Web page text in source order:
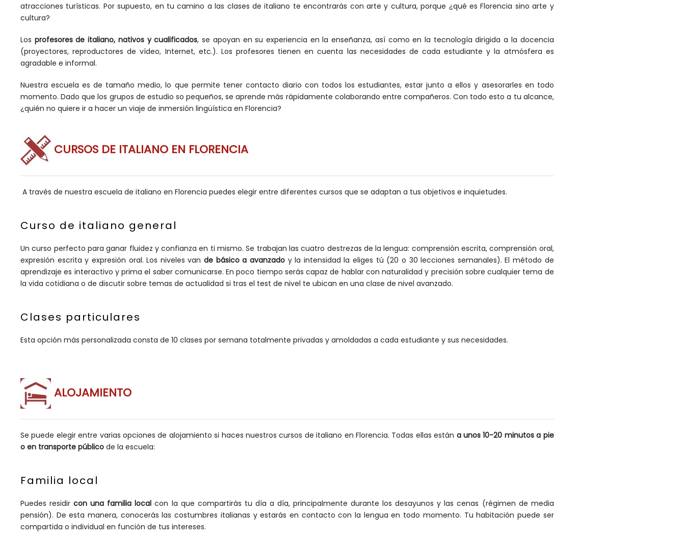
atracciones turísticas. Por supuesto, en tu camino a las clases de italiano te encontrarás con arte y cultura, porque ¿qué es Florencia sino arte y
cultura?
Los profesores de italiano, nativos y cualificados, se apoyan en su experiencia en la enseñanza, así como en la tecnología dirigida a la docencia
(proyectores, reproductores de vídeo, Internet, etc.). Los profesores tienen en cuenta las necesidades de cada estudiante y la atmósfera es
agradable e informal.
Nuestra escuela es de tamaño medio, lo que permite tener contacto diario con todos los estudiantes, estar junto a ellos y asesorarles en todo
momento. Dado que los grupos de estudio so pequeños, se aprende más rápidamente colaborando entre compañeros. Con todo esto a tu alcance,
¿quién no quiere ir a hacer un viaje de inmersión lingüística en Florencia?
CURSOS DE ITALIANO EN FLORENCIA
A través de nuestra escuela de italiano en Florencia puedes elegir entre diferentes cursos que se adaptan a tus objetivos e inquietudes.
Curso de italiano general
Un curso perfecto para ganar fluidez y confianza en ti mismo. Se trabajan las cuatro destrezas de la lengua: comprensión escrita, comprensión oral,
expresión escrita y expresión oral. Los niveles vande básico a avanzadoy la intensidad la eliges tú (20 o 30 lecciones semanales). El método de
aprendizaje es interactivo y prima el saber comunicarse. En poco tiempo serás capaz de hablar con naturalidad y precisión sobre cualquier tema de
la vida cotidiana o de discutir sobre temas de actualidad si tras el test de nivel te ubican en una clase de nivel avanzado.
Clases particulares
Esta opción más personalizada consta de 10 clases por semana totalmente privadas y amoldadas a cada estudiante y sus necesidades.
ALOJAMIENTO
Se puede elegir entre varias opciones de alojamiento si haces nuestros cursos de italiano en Florencia. Todas ellas están a unos 10-20 minutos a pie
o en transporte público de la escuela:
Familia local
Puedes residircon una familia local con la que compartirás tu día a día, principalmente durante los desayunos y las cenas (régimen de media
pensión). De esta manera, conocerás las costumbres italianas y estarás en contacto con la lengua en todo momento. Tu habitación puede ser
compartida o individual en función de tus intereses.